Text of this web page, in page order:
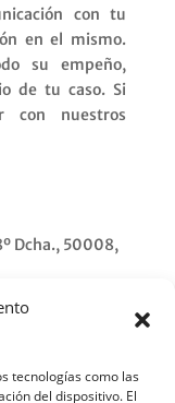
tecnologías como las
del dispositivo. El
con tu
en el mismo.
su empeño,
de tu caso. Si
con nuestros
Dcha., 50008,